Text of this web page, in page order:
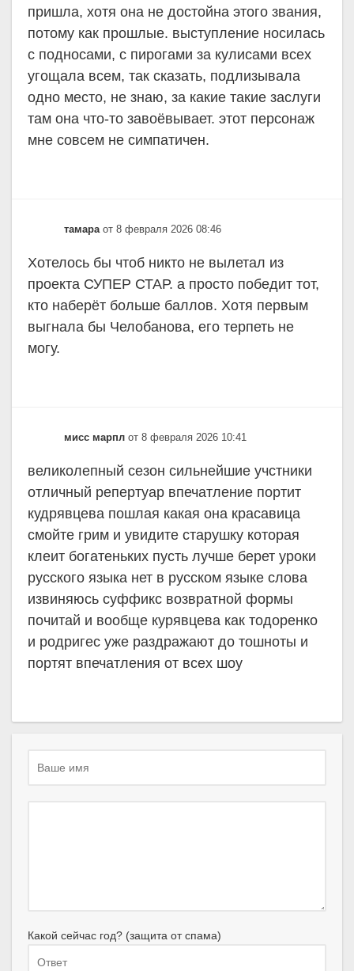
пришла, хотя она не достойна этого звания,
потому как прошлые. выступление носилась
с подносами, с пирогами за кулисами всех
угощала всем, так сказать, подлизывала
одно место, не знаю, за какие такие заслуги
там она что-то завоёвывает. этот персонаж
мне совсем не симпатичен.
тамара от 8 февраля 2026 08:46
Хотелось бы чтоб никто не вылетал из
проекта СУПЕР СТАР. а просто победит тот,
кто наберёт больше баллов. Хотя первым
выгнала бы Челобанова, его терпеть не
могу.
мисс марпл от 8 февраля 2026 10:41
великолепный сезон сильнейшие учстники
отличный репертуар впечатление портит
кудрявцева пошлая какая она красавица
смойте грим и увидите старушку которая
клеит богатеньких пусть лучше берет уроки
русского языка нет в русском языке слова
извиняюсь суффикс возвратной формы
почитай и вообще курявцева как тодоренко
и родригес уже раздражают до тошноты и
портят впечатления от всех шоу
Какой сейчас год? (защита от спама)